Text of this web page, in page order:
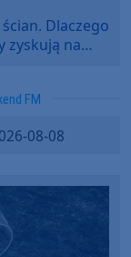
Dlaczego
zyskują na
FM
08-08